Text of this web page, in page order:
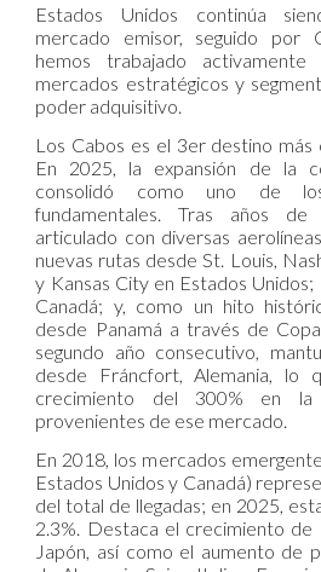
Estados Unidos continúa
mercado emisor, seguido por
hemos trabajado
mercados estratégicos y
poder adquisitivo.
Los Cabos es el 3er destino
En 2025, la expansión de la
consolidó como uno de
fundamentales. Tras años
articulado con diversas
nuevas rutas desde St. Louis,
y Kansas City en Estados
Canadá; y, como un hito
desde Panamá a través de
segundo año consecutivo,
desde Fráncfort, Alemania, lo
crecimiento del 300% en la
provenientes de ese mercado.
En 2018, los mercados
Estados Unidos y Canadá)
del total de llegadas; en 2025,
2.3%. Destaca el crecimiento de
Japón, así como el aumento de